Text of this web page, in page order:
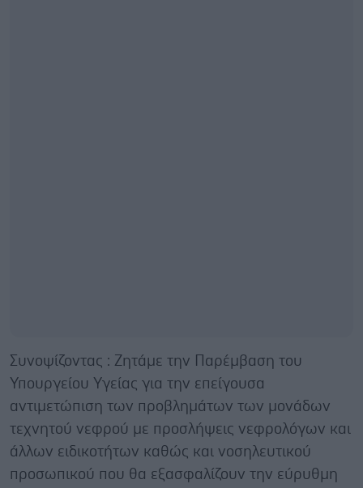
Συνοψίζοντας : Ζητάμε την Παρέμβαση του
Υπουργείου Υγείας για την επείγουσα
αντιμετώπιση των προβλημάτων των μονάδων
τεχνητού νεφρού με προσλήψεις νεφρολόγων και
άλλων ειδικοτήτων καθώς και νοσηλευτικού
προσωπικού που θα εξασφαλίζουν την εύρυθμη